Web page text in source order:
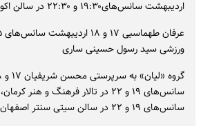
اردیبهشت سانس‌های۱۹:۳۰ و ۲۲:۳۰ در سالن اکومال کرج
ورزشی سید رسول حسینی ساری
سانس‌های ۱۹ و ۲۲ در سالن سیتی سنتر اصفهان